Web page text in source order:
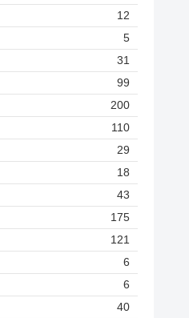
12
5
31
99
200
110
29
18
43
175
121
6
6
40